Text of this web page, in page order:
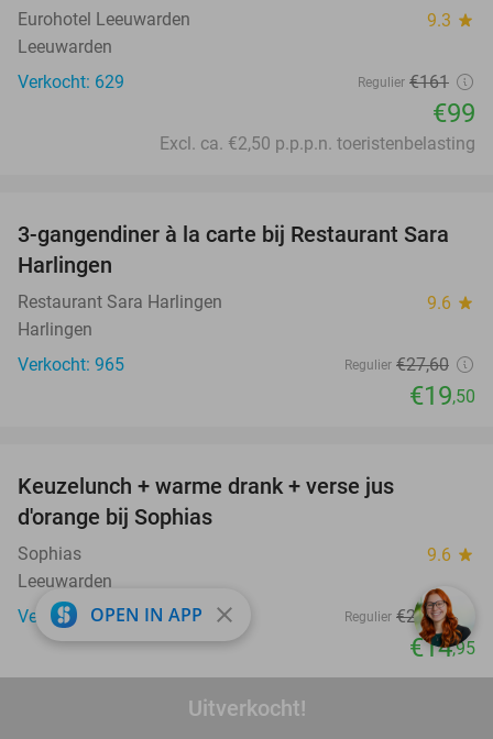
Uitverkocht!
Eurohotel Leeuwarden 9.3 star
Leeuwarden
Verkocht: 629
Regulier €161
€99
Excl. ca. €2,50 p.p.p.n. toeristenbelasting
29%
3-gangendiner à la carte bij Restaurant Sara
Harlingen
Restaurant Sara Harlingen 9.6 star
Harlingen
Verkocht: 965
Regulier €27,60
€19,50
Keuzelunch + warme drank + verse jus
d'orange bij Sophias
Sophias 9.6 star
Leeuwarden
Verkocht: 1.042
Regulier €21,25
€14,95
favorite_border
OPEN IN APP close